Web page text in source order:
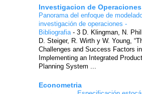
Investigacion de Operaciones
Panorama del enfoque de
investigación de operaciones -
Bibliografia - 3 D. Klingman, N.
D. Steiger, R. Wirth y W. Young,
Challenges and Success Factors in
Implementing an Integrated
Planning System ...
Econometria